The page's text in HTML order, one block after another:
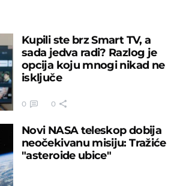
Kupili ste brz Smart TV, a
sada jedva radi? Razlog je
opcija koju mnogi nikad ne
isključe
0 0
Novi NASA teleskop dobija
neočekivanu misiju: Tražiće
"asteroide ubice"